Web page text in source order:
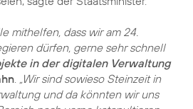
mithelfen, dass wir am 24.
dürfen, gerne sehr schnell
in der digitalen Verwaltung
. „Wir sind sowieso Steinzeit in
und da könnten wir uns